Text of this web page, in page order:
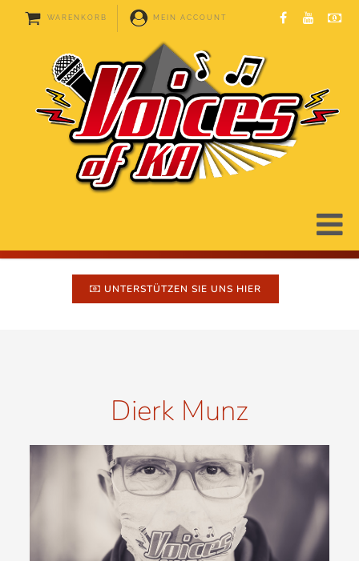
WARENKORB MEIN ACCOUNT
UNTERSTÜTZEN SIE UNS HIER
Dierk Munz